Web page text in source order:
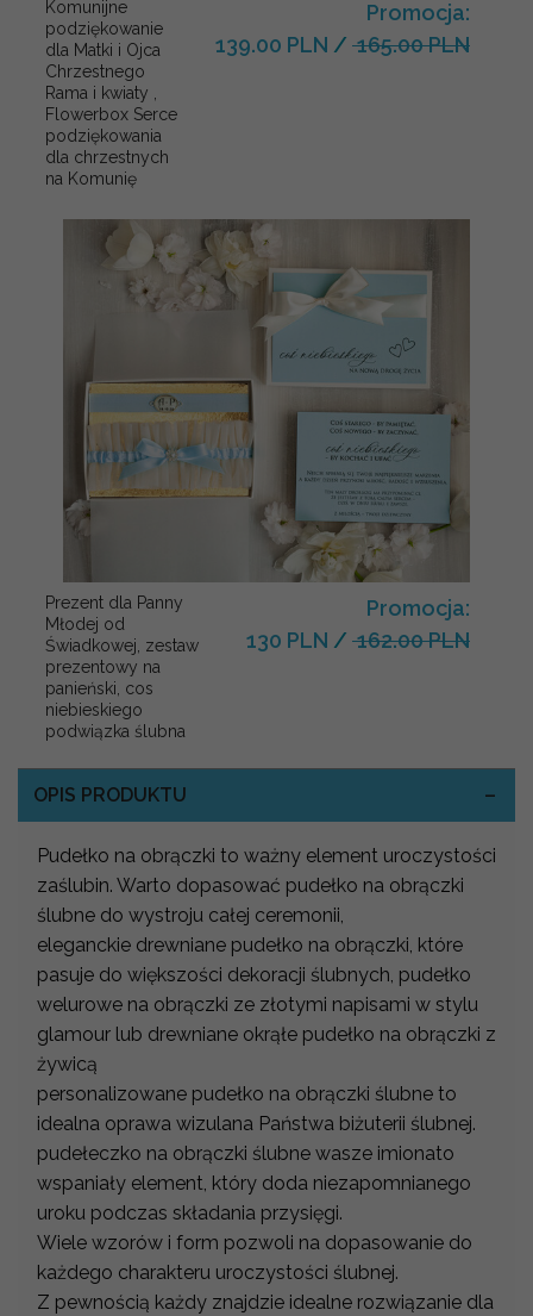
Komunijne
podziękowanie
dla Matki i Ojca
Chrzestnego
Rama i kwiaty ,
Flowerbox Serce
podziękowania
dla chrzestnych
na Komunię
Promocja:
139.00 PLN / 165.00 PLN
Prezent dla Panny
Młodej od
Świadkowej, zestaw
prezentowy na
panieński, cos
niebieskiego
podwiązka ślubna
Promocja:
130 PLN / 162.00 PLN
OPIS PRODUKTU
Pudełko na obrączki to ważny element uroczystości
zaślubin. Warto dopasować pudełko na obrączki
ślubne do wystroju całej ceremonii,
eleganckie drewniane pudełko na obrączki, które
pasuje do większości dekoracji ślubnych, pudełko
welurowe na obrączki ze złotymi napisami w stylu
glamour lub drewniane okrąłe pudełko na obrączki z
żywicą
personalizowane pudełko na obrączki ślubne to
idealna oprawa wizulana Państwa biżuterii ślubnej.
pudełeczko na obrączki ślubne wasze imionato
wspaniały element, który doda niezapomnianego
uroku podczas składania przysięgi.
Wiele wzorów i form pozwoli na dopasowanie do
każdego charakteru uroczystości ślubnej.
Z pewnością każdy znajdzie idealne rozwiązanie dla